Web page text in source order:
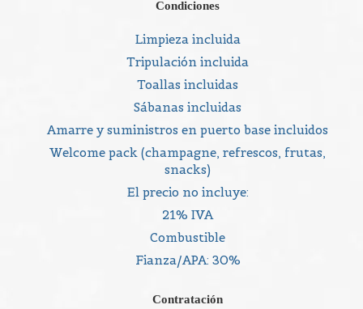
Condiciones
Limpieza incluida
Tripulación incluida
Toallas incluidas
Sábanas incluidas
Amarre y suministros en puerto base incluidos
Welcome pack (champagne, refrescos, frutas,
snacks)
El precio no incluye:
21% IVA
Combustible
Fianza/APA: 30%
Contratación